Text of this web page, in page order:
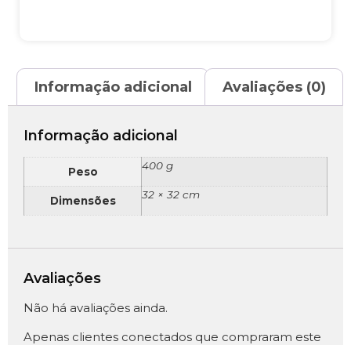
Informação adicional Avaliações (0)
Informação adicional
Peso 400 g
Dimensões 32 × 32 cm
Avaliações
Não há avaliações ainda.
Apenas clientes conectados que compraram este